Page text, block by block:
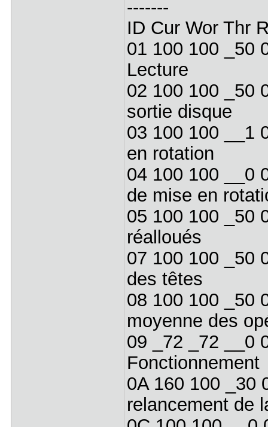
-------
ID Cur Wor Thr
01 100 100 _50
Lecture
02 100 100 _50
sortie disque
03 100 100 __1
en rotation
04 100 100 __0
de mise en
05 100 100 _50
réalloués
07 100 100 _50
des têtes
08 100 100 _50
moyenne des
09 _72 _72 __0
Fonctionnement
0A 160 100 _30
relancement de